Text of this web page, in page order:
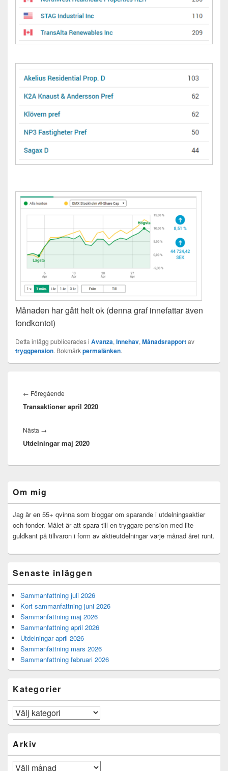
Månaden har gått helt ok (denna graf innefattar även
fondkontot)
Detta inlägg publicerades i Avanza, Innehav, Månadsrapportav
tryggpension. Bokmärkpermalänken.
← Föregående
inlägg:
Transaktioner april 2020
Nästa →
inlägg:
Utdelningar maj 2020
sidofältet
Widget
område
Om mig
Jag är en 55+ qvinna som bloggar om sparande i utdelningsaktier
och fonder. Målet är att spara till en tryggare pension med lite
guldkant på tillvaron i form av aktieutdelningar varje månad året runt.
Senaste inläggen
Sammanfattning juli 2026
Kort sammanfattning juni 2026
Sammanfattning maj 2026
Sammanfattning april 2026
Utdelningar april 2026
Sammanfattning mars 2026
Sammanfattning februari 2026
Kategorier
Kategorier
Arkiv
Arkiv